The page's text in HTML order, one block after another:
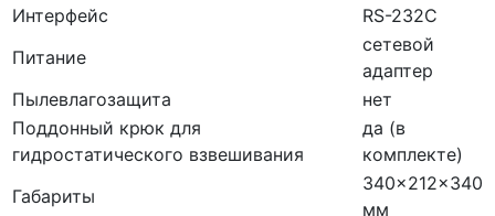
Интерфейс
RS-232C
Питание
сетевой
адаптер
Пылевлагозащита
нет
Поддонный крюк для
гидростатического взвешивания
да (в
комплекте)
Габариты
340×212×340
мм